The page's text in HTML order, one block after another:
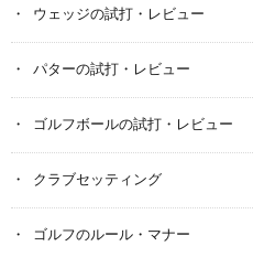
ウェッジの試打・レビュー
パターの試打・レビュー
ゴルフボールの試打・レビュー
クラブセッティング
ゴルフのルール・マナー